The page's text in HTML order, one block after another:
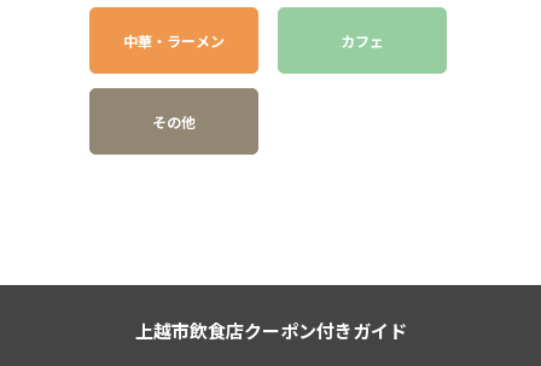
中華・ラーメン カフェ
その他
上越市飲食店クーポン付きガイド